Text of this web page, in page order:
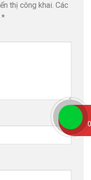
thị công khai. Các
*